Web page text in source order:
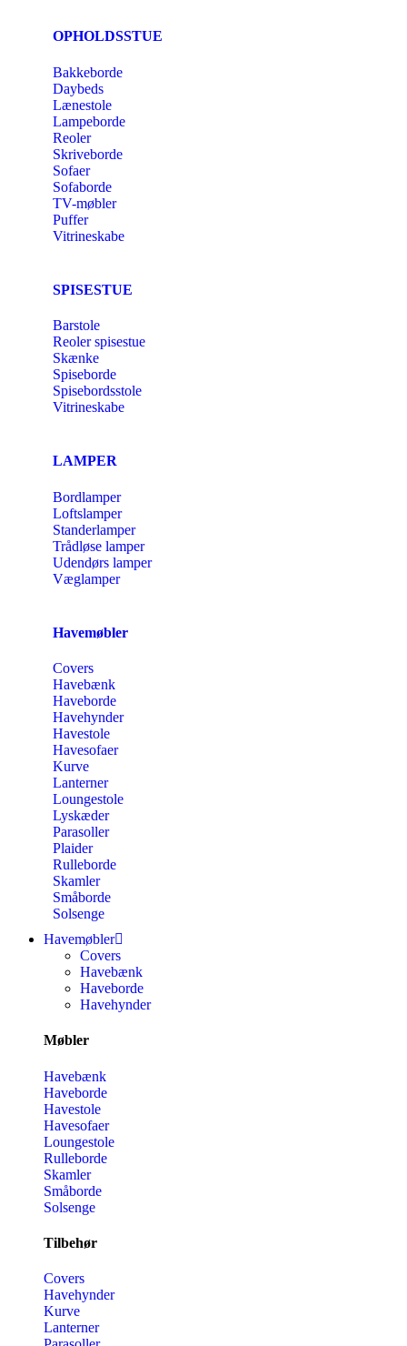
OPHOLDSSTUE
Bakkeborde
Daybeds
Lænestole
Lampeborde
Reoler
Skriveborde
Sofaer
Sofaborde
TV-møbler
Puffer
Vitrineskabe
SPISESTUE
Barstole
Reoler spisestue
Skænke
Spiseborde
Spisebordsstole
Vitrineskabe
LAMPER
Bordlamper
Loftslamper
Standerlamper
Trådløse lamper
Udendørs lamper
Væglamper
Havemøbler
Covers
Havebænk
Haveborde
Havehynder
Havestole
Havesofaer
Kurve
Lanterner
Loungestole
Lyskæder
Parasoller
Plaider
Rulleborde
Skamler
Småborde
Solsenge
Havemøbler
Covers
Havebænk
Haveborde
Havehynder
Møbler
Havebænk
Haveborde
Havestole
Havesofaer
Loungestole
Rulleborde
Skamler
Småborde
Solsenge
Tilbehør
Covers
Havehynder
Kurve
Lanterner